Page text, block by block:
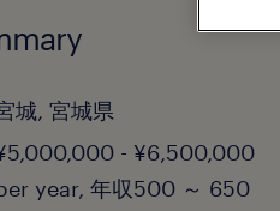
城, 宮城県
- ¥6,500,000
year, 年収500 ～ 650